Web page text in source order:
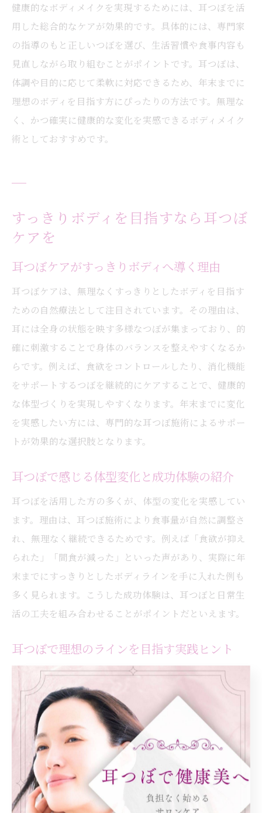
健康的なボディメイクを実現するためには、耳つぼを活
用した総合的なケアが効果的です。具体的には、専門家
の指導のもと正しいつぼを選び、生活習慣や食事内容も
見直しながら取り組むことがポイントです。耳つぼは、
体調や目的に応じて柔軟に対応できるため、年末までに
理想のボディを目指す方にぴったりの方法です。無理な
く、かつ確実に健康的な変化を実感できるボディメイク
術としておすすめです。
すっきりボディを目指すなら耳つぼ
ケアを
耳つぼケアがすっきりボディへ導く理由
耳つぼケアは、無理なくすっきりとしたボディを目指す
ための自然療法として注目されています。その理由は、
耳には全身の状態を映す多様なつぼが集まっており、的
確に刺激することで身体のバランスを整えやすくなるか
らです。例えば、食欲をコントロールしたり、消化機能
をサポートするつぼを継続的にケアすることで、健康的
な体型づくりを実現しやすくなります。年末までに変化
を実感したい方には、専門的な耳つぼ施術によるサポー
トが効果的な選択肢となります。
耳つぼで感じる体型変化と成功体験の紹介
耳つぼを活用した方の多くが、体型の変化を実感してい
ます。理由は、耳つぼ施術により食事量が自然に調整さ
れ、無理なく継続できるためです。例えば「食欲が抑え
られた」「間食が減った」といった声があり、実際に年
末までにすっきりとしたボディラインを手に入れた例も
多く見られます。こうした成功体験は、耳つぼと日常生
活の工夫を組み合わせることがポイントだといえます。
耳つぼで理想のラインを目指す実践ヒント
耳つぼで理想のボディラインを目指すには、具体的な実
践が重要です。まず、専門家のカウンセリングを受け、
個々の体質や生活習慣に合わせたつぼへのアプローチを
行います。実践例として、食事前に耳つぼを刺激する、
週ごとに状態をチェックする、毎日の記録をつけるなど
が挙げられます。これらを組み合わせることで、年末ま
でに効率的な変化を実感しやすくなります。